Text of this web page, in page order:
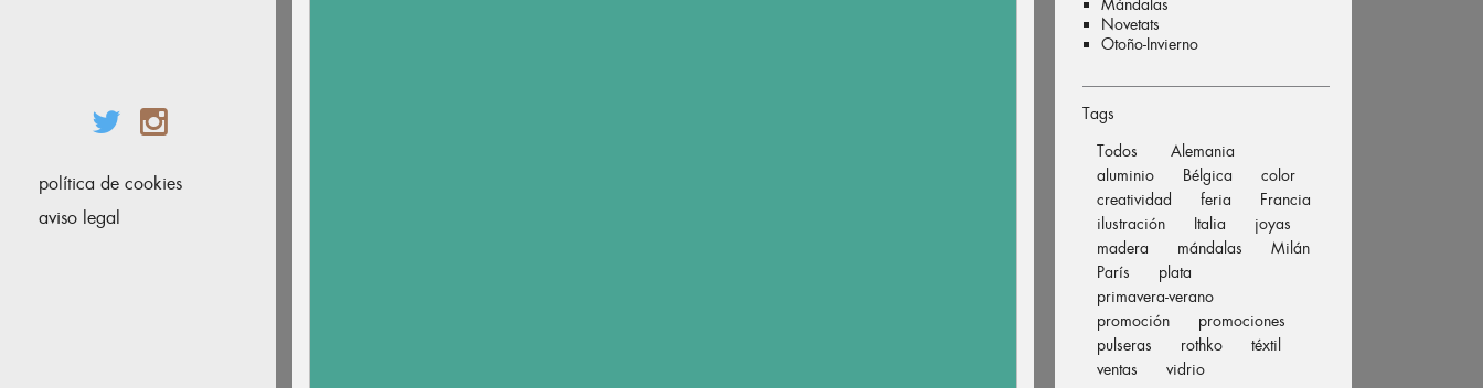
política de cookies
aviso legal
Mándalas
Novetats
Otoño-Invierno
Tags
Todos
Alemania
aluminio
Bélgica
color
creatividad
feria
Francia
ilustración
Italia
joyas
madera
mándalas
Milán
París
plata
primavera-verano
promoción
promociones
pulseras
rothko
téxtil
ventas
vidrio